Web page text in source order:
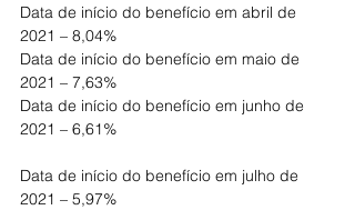
Data de início do benefício em abril de
2021 – 8,04%
Data de início do benefício em maio de
2021 – 7,63%
Data de início do benefício em junho de
2021 – 6,61%
Data de início do benefício em julho de
2021 – 5,97%